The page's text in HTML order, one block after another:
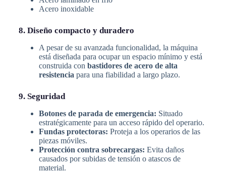
Acero inoxidable
8. Diseño compacto y duradero
A pesar de su avanzada funcionalidad, la máquina
está diseñada para ocupar un espacio mínimo y está
construida con bastidores de acero de alta
resistencia para una fiabilidad a largo plazo.
9. Seguridad
Botones de parada de emergencia: Situado
estratégicamente para un acceso rápido del operario.
Fundas protectoras: Proteja a los operarios de las
piezas móviles.
Protección contra sobrecargas: Evita daños
causados por subidas de tensión o atascos de
material.